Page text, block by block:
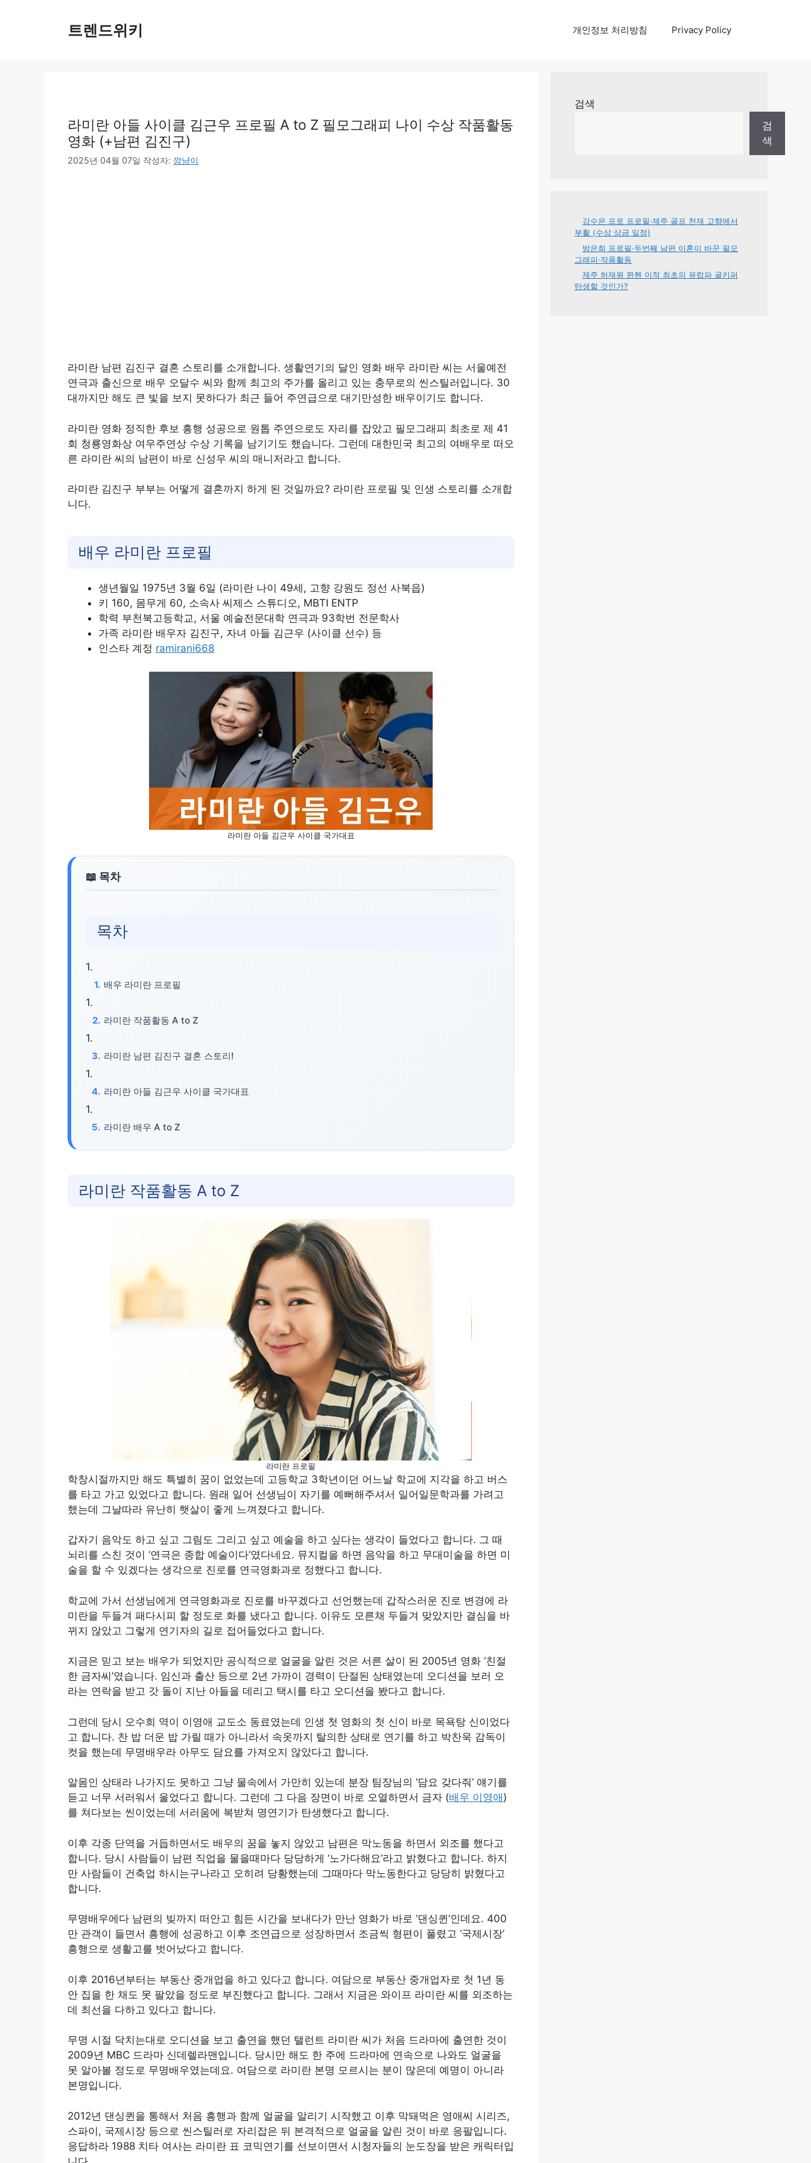
트렌드위키 개인정보 처리방침 Privacy Policy
라미란 아들 사이클 김근우 프로필 A to Z 필모그래피 나이 수상 작품활동
영화 (+남편 김진구)
2025년 04월 07일 작성자: 깜냥이
라미란 남편 김진구 결혼 스토리를 소개합니다. 생활연기의 달인 영화 배우 라미란 씨는 서울예전
연극과 출신으로 배우 오달수 씨와 함께 최고의 주가를 올리고 있는 충무로의 씬스틸러입니다. 30
대까지만 해도 큰 빛을 보지 못하다가 최근 들어 주연급으로 대기만성한 배우이기도 합니다.
라미란 영화 정직한 후보 흥행 성공으로 원톱 주연으로도 자리를 잡았고 필모그래피 최초로 제 41
회 청룡영화상 여우주연상 수상 기록을 남기기도 했습니다. 그런데 대한민국 최고의 여배우로 떠오
른 라미란 씨의 남편이 바로 신성우 씨의 매니저라고 합니다.
라미란 김진구 부부는 어떻게 결혼까지 하게 된 것일까요? 라미란 프로필 및 인생 스토리를 소개합
니다.
배우 라미란 프로필
생년월일 1975년 3월 6일 (라미란 나이 49세, 고향 강원도 정선 사북읍)
키 160, 몸무게 60, 소속사 씨제스 스튜디오, MBTI ENTP
학력 부천북고등학교, 서울 예술전문대학 연극과 93학번 전문학사
가족 라미란 배우자 김진구, 자녀 아들 김근우 (사이클 선수) 등
인스타 계정 ramirani668
라미란 아들 김근우 사이클 국가대표
목차
배우 라미란 프로필
라미란 작품활동 A to Z
라미란 남편 김진구 결혼 스토리!
라미란 아들 김근우 사이클 국가대표
라미란 배우 A to Z
라미란 작품활동 A to Z
라미란 프로필
학창시절까지만 해도 특별히 꿈이 없었는데 고등학교 3학년이던 어느날 학교에 지각을 하고 버스
를 타고 가고 있었다고 합니다. 원래 일어 선생님이 자기를 예뻐해주셔서 일어일문학과를 가려고
했는데 그날따라 유난히 햇살이 좋게 느껴졌다고 합니다.
갑자기 음악도 하고 싶고 그림도 그리고 싶고 예술을 하고 싶다는 생각이 들었다고 합니다. 그 때
뇌리를 스친 것이 ‘연극은 종합 예술이다’였다네요. 뮤지컬을 하면 음악을 하고 무대미술을 하면 미
술을 할 수 있겠다는 생각으로 진로를 연극영화과로 정했다고 합니다.
학교에 가서 선생님에게 연극영화과로 진로를 바꾸겠다고 선언했는데 갑작스러운 진로 변경에 라
미란을 두들겨 패다시피 할 정도로 화를 냈다고 합니다. 이유도 모른채 두들겨 맞았지만 결심을 바
뀌지 않았고 그렇게 연기자의 길로 접어들었다고 합니다.
지금은 믿고 보는 배우가 되었지만 공식적으로 얼굴을 알린 것은 서른 살이 된 2005년 영화 ‘친절
한 금자씨’였습니다. 임신과 출산 등으로 2년 가까이 경력이 단절된 상태였는데 오디션을 보러 오
라는 연락을 받고 갓 돌이 지난 아들을 데리고 택시를 타고 오디션을 봤다고 합니다.
그런데 당시 오수희 역이 이영애 교도소 동료였는데 인생 첫 영화의 첫 신이 바로 목욕탕 신이었다
고 합니다. 찬 밥 더운 밥 가릴 때가 아니라서 속옷까지 탈의한 상태로 연기를 하고 박찬욱 감독이
컷을 했는데 무명배우라 아무도 담요를 가져오지 않았다고 합니다.
알몸인 상태라 나가지도 못하고 그냥 물속에서 가만히 있는데 분장 팀장님의 ‘담요 갖다줘’ 얘기를
듣고 너무 서러워서 울었다고 합니다. 그런데 그 다음 장면이 바로 오열하면서 금자 (배우 이영애 )
를 쳐다보는 씬이었는데 서러움에 복받쳐 명연기가 탄생했다고 합니다.
이후 각종 단역을 거듭하면서도 배우의 꿈을 놓지 않았고 남편은 막노동을 하면서 외조를 했다고
합니다. 당시 사람들이 남편 직업을 물을때마다 당당하게 ‘노가다해요’라고 밝혔다고 합니다. 하지
만 사람들이 건축업 하시는구나라고 오히려 당황했는데 그때마다 막노동한다고 당당히 밝혔다고
합니다.
무명배우에다 남편의 빚까지 떠안고 힘든 시간을 보내다가 만난 영화가 바로 ‘댄싱퀸’인데요. 400
만 관객이 들면서 흥행에 성공하고 이후 조연급으로 성장하면서 조금씩 형편이 풀렸고 ‘국제시장’
흥행으로 생활고를 벗어났다고 합니다.
이후 2016년부터는 부동산 중개업을 하고 있다고 합니다. 여담으로 부동산 중개업자로 첫 1년 동
안 집을 한 채도 못 팔았을 정도로 부진했다고 합니다. 그래서 지금은 와이프 라미란 씨를 외조하는
데 최선을 다하고 있다고 합니다.
무명 시절 닥치는대로 오디션을 보고 출연을 했던 탤런트 라미란 씨가 처음 드라마에 출연한 것이
2009년 MBC 드라마 신데렐라맨입니다. 당시만 해도 한 주에 드라마에 연속으로 나와도 얼굴을
못 알아볼 정도로 무명배우였는데요. 여담으로 라미란 본명 모르시는 분이 많은데 예명이 아니라
본명입니다.
2012년 댄싱퀸을 통해서 처음 흥행과 함께 얼굴을 알리기 시작했고 이후 막돼먹은 영애씨 시리즈,
스파이, 국제시장 등으로 씬스틸러로 자리잡은 뒤 본격적으로 얼굴을 알린 것이 바로 응팔입니다.
응답하라 1988 치타 여사는 라미란 표 코믹연기를 선보이면서 시청자들의 눈도장을 받은 캐릭터입
검색
검
색
강수은 프로 프로필·제주 골프 천재 고향에서
부활 (수상 상금 일정)
방은희 프로필·두번째 남편 이혼이 바꾼 필모
그래피·작품활동
제주 허재원 뮌헨 이적 최초의 유럽파 골키퍼
탄생할 것인가?